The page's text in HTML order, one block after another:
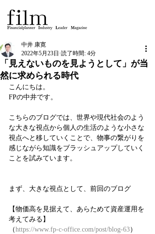
「見えないものを見ようとして」が当
然に求められる時代
中井 康寛
2022年5月23日 読了時間: 4分
こんにちは。
FPの中井です。
こちらのブログでは、世界や現代社会のよう
な大きな視点から個人の生活のような小さな
視点へと移していくことで、物事の繋がりを
感じながら知識をブラッシュアップしていく
ことを試みています。
まず、大きな視点として、前回のブログ
【物価高を見据えて、あらためて資産運用を
考えてみる】
（https://www.fp-c-office.com/post/blog-63）